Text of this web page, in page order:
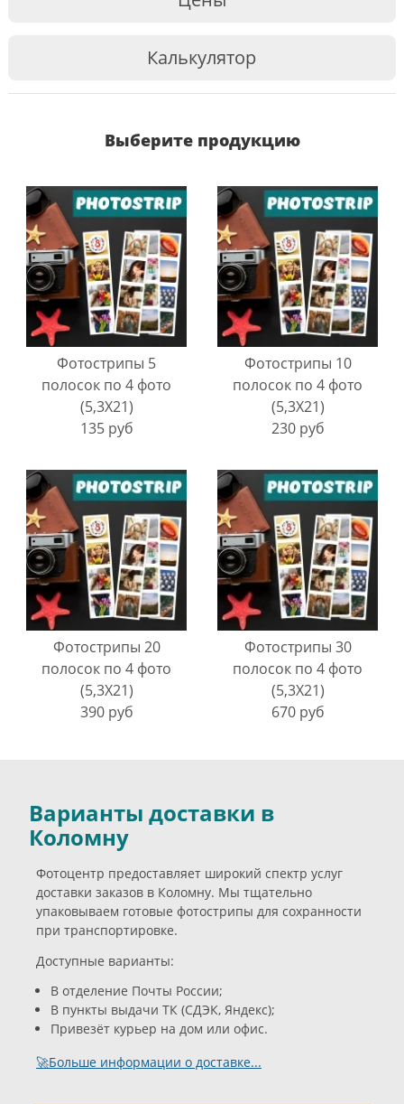
Калькулятор
Выберите продукцию
Фотострипы 5
полосок по 4 фото
(5,3Х21)
135 руб
Фотострипы 10
полосок по 4 фото
(5,3Х21)
230 руб
Фотострипы 20
полосок по 4 фото
(5,3Х21)
390 руб
Фотострипы 30
полосок по 4 фото
(5,3Х21)
670 руб
Варианты доставки в
Коломну
Фотоцентр предоставляет широкий спектр услуг
доставки заказов в Коломну. Мы тщательно
упаковываем готовые фотострипы для сохранности
при транспортировке.
Доступные варианты:
В отделение Почты России;
В пункты выдачи ТК (СДЭК, Яндекс);
Привезёт курьер на дом или офис.
🚀Больше информации о доставке...